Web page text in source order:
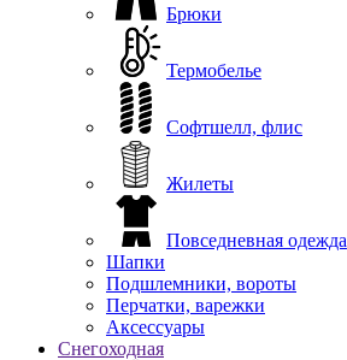
Брюки
Термобелье
Софтшелл, флис
Жилеты
Повседневная одежда
Шапки
Подшлемники, вороты
Перчатки, варежки
Аксессуары
Снегоходная